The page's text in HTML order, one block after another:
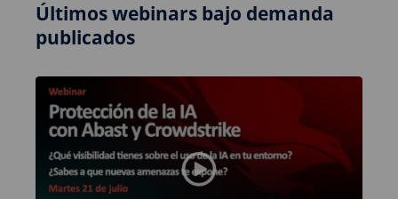
Últimos webinars bajo demanda
publicados